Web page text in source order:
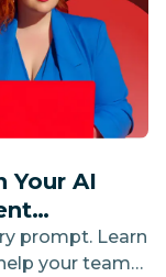
Your AI
prompt. Learn
your team